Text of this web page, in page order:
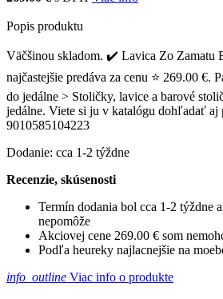
Popis produktu
Väčšinou skladom. ✔️ Lavica Zo Zamatu
najčastejšie predáva za cenu ⭐ 269.00 €.
do jedálne > Stoličky, lavice a barové
jedálne. Viete si ju v katalógu dohľadať
9010585104223
Dodanie: cca 1-2 týždne
Recenzie, skúsenosti
Termín dodania bol cca 1-2 týždne
nepomôže
Akciovej cene 269.00 € som
Podľa heureky najlacnejšie na
info_outline Viac info o produkte